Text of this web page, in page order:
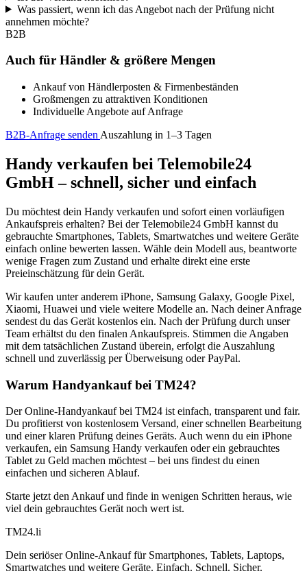
Was passiert, wenn ich das Angebot nach der Prüfung nicht
annehmen möchte?
B2B
Auch für Händler & größere Mengen
Ankauf von Händlerposten & Firmenbeständen
Großmengen zu attraktiven Konditionen
Individuelle Angebote auf Anfrage
B2B-Anfrage senden Auszahlung in 1–3 Tagen
Handy verkaufen bei Telemobile24
GmbH – schnell, sicher und einfach
Du möchtest dein Handy verkaufen und sofort einen vorläufigen
Ankaufspreis erhalten? Bei der Telemobile24 GmbH kannst du
gebrauchte Smartphones, Tablets, Smartwatches und weitere Geräte
einfach online bewerten lassen. Wähle dein Modell aus, beantworte
wenige Fragen zum Zustand und erhalte direkt eine erste
Preieinschätzung für dein Gerät.
Wir kaufen unter anderem iPhone, Samsung Galaxy, Google Pixel,
Xiaomi, Huawei und viele weitere Modelle an. Nach deiner Anfrage
sendest du das Gerät kostenlos ein. Nach der Prüfung durch unser
Team erhältst du den finalen Ankaufspreis. Stimmen die Angaben
mit dem tatsächlichen Zustand überein, erfolgt die Auszahlung
schnell und zuverlässig per Überweisung oder PayPal.
Warum Handyankauf bei TM24?
Der Online-Handyankauf bei TM24 ist einfach, transparent und fair.
Du profitierst von kostenlosem Versand, einer schnellen Bearbeitung
und einer klaren Prüfung deines Geräts. Auch wenn du ein iPhone
verkaufen, ein Samsung Handy verkaufen oder ein gebrauchtes
Tablet zu Geld machen möchtest – bei uns findest du einen
einfachen und sicheren Ablauf.
Starte jetzt den Ankauf und finde in wenigen Schritten heraus, wie
viel dein gebrauchtes Gerät noch wert ist.
TM24.li
Dein seriöser Online-Ankauf für Smartphones, Tablets, Laptops,
Smartwatches und weitere Geräte. Einfach. Schnell. Sicher.